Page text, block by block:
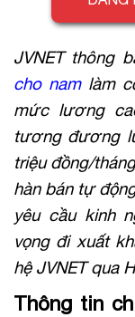
JVNET thông
cho namlàm
mức lương
tương đương
triệu đồng/
hàn bán tự
yêu cầu kinh
vọng đi xuất
hệ JVNET qua
Thông tin